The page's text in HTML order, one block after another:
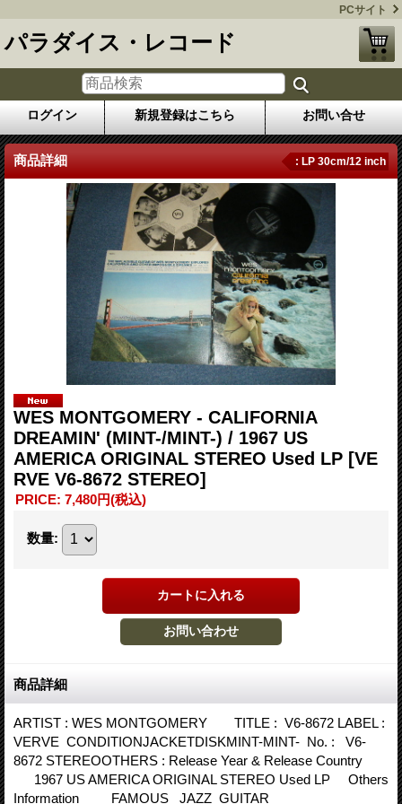
PCサイト
パラダイス・レコード
ログイン 新規登録はこちら お問い合せ
商品詳細 : LP 30cm/12 inch
WES MONTGOMERY - CALIFORNIA
DREAMIN' (MINT-/MINT-) / 1967 US
AMERICA ORIGINAL STEREO Used LP [VE
RVE V6-8672 STEREO]
PRICE: 7,480円(税込)
数量:
商品詳細
ARTIST : WES MONTGOMERY TITLE : V6-8672 LABEL :
VERVE CONDITIONJACKETDISKMINT-MINT- No. : V6-
8672 STEREOOTHERS : Release Year & Release Country
1967 US AMERICA ORIGINAL STEREO Used LP Others
Information FAMOUS JAZZ GUITAR